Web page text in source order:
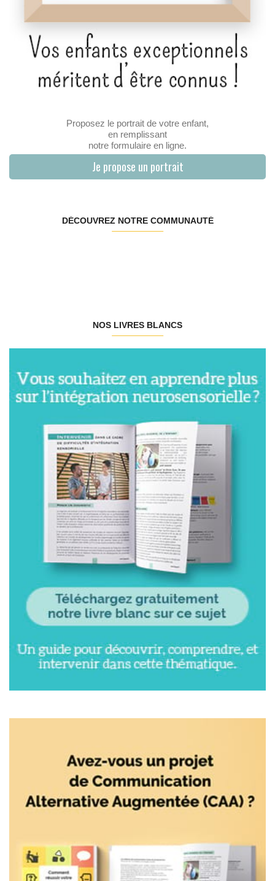
Proposez le portrait de votre enfant,
en remplissant
notre formulaire en ligne.
Je propose un portrait
DÉCOUVREZ NOTRE COMMUNAUTÉ
NOS LIVRES BLANCS